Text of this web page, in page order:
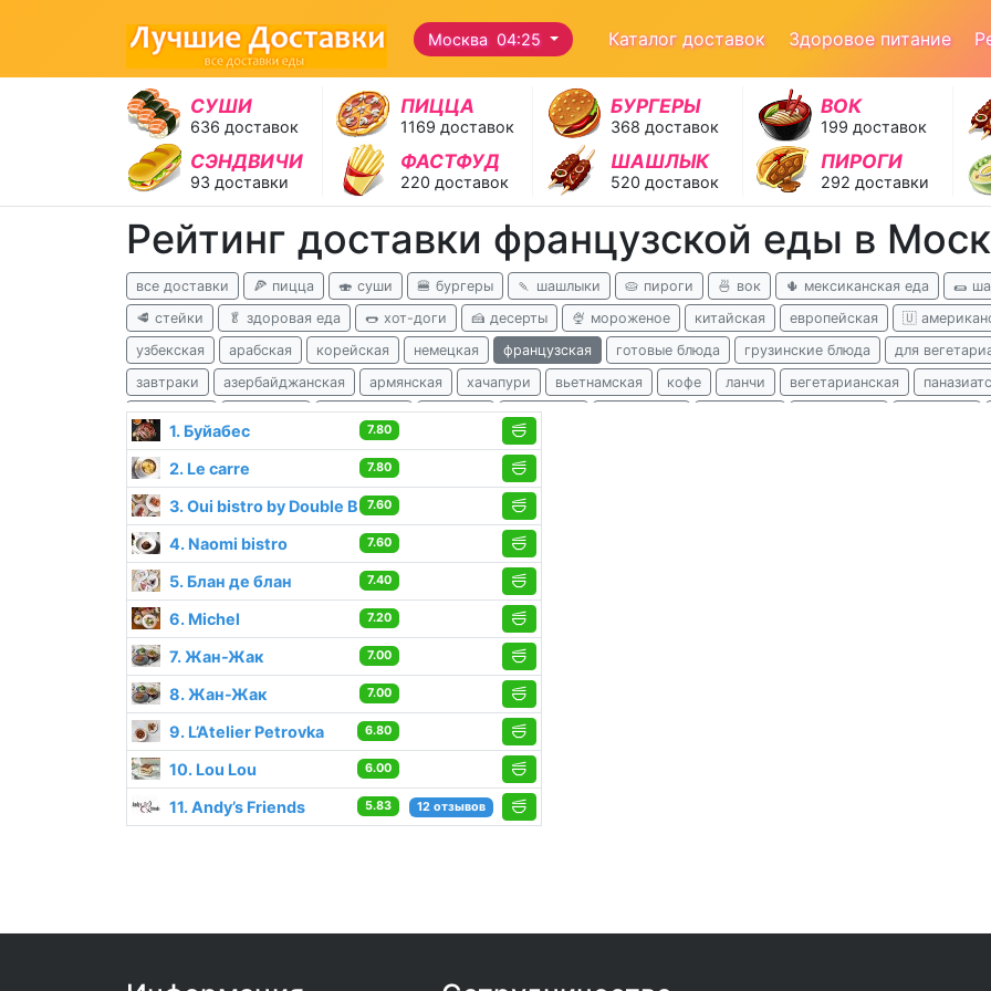
Москва 04:25 Каталог доставок Здоровое питание
СУШИ
636 доставок
ПИЦЦА
1169 доставок
БУРГЕРЫ
368 доставок
ВОК
199 доставок
СЭНДВИЧИ
93 доставки
ФАСТФУД
220 доставок
ШАШЛЫК
520 доставок
ПИРОГИ
292 доставки
Рейтинг доставки французской еды в
все доставки 🍕 пицца 🍣 суши 🍔 бургеры 🍡 шашлыки 🥧 пироги 🍜 вок 🌵 мексиканская еда 🌯
🥩 стейки
🥬 здоровая еда 🌭 хот-доги 🍰 десерты 🍨 мороженое китайская европейская 🇺
узбекская
арабская корейская немецкая французская готовые блюда грузинские блюда для
завтраки
азербайджанская армянская хачапури вьетнамская кофе ланчи вегетарианская
ливанская
татарская балканская чешская гавайская
для похудения
детокс
1. Буйабес 7.80
2. Le carre 7.80
3. Oui bistro by Double B 7.60
4. Naomi bistro 7.60
5. Блан де блан 7.40
6. Michel 7.20
7. Жан-Жак 7.00
8. Жан-Жак 7.00
9. L’Atelier Petrovka 6.80
10. Lou Lou 6.00
11. Andy’s Friends 5.83 12 отзывов